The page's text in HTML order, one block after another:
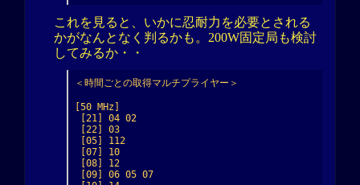
これを見ると、いかに忍耐力を必要とされる
かがなんとなく判るかも。200W固定局も検討
してみるか・・
＜時間ごとの取得マルチプライヤー＞
[50 MHz]